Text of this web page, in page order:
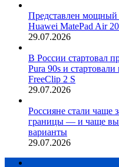
Представлен
Huawei MatePad Air
29.07.2026
В России стартовал
Pura 90s и
FreeClip 2 S
29.07.2026
Россияне стали чаще
границы — и чаще
варианты
29.07.2026